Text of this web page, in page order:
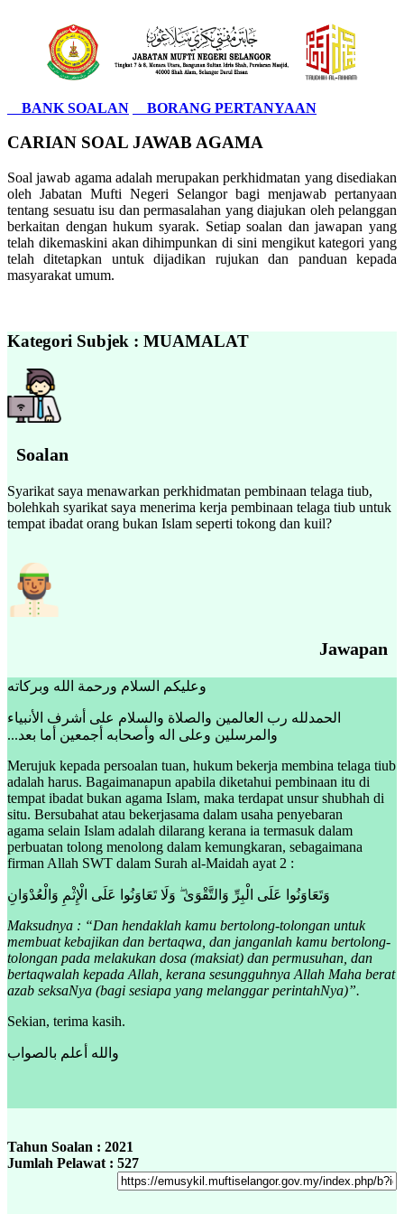
BANK SOALAN BORANG PERTANYAAN
CARIAN SOAL JAWAB AGAMA
Soal jawab agama adalah merupakan perkhidmatan yang disediakan
oleh Jabatan Mufti Negeri Selangor bagi menjawab pertanyaan
tentang sesuatu isu dan permasalahan yang diajukan oleh pelanggan
berkaitan dengan hukum syarak. Setiap soalan dan jawapan yang
telah dikemaskini akan dihimpunkan di sini mengikut kategori yang
telah ditetapkan untuk dijadikan rujukan dan panduan kepada
masyarakat umum.
Kategori Subjek : MUAMALAT
Soalan
Syarikat saya menawarkan perkhidmatan pembinaan telaga tiub,
bolehkah syarikat saya menerima kerja pembinaan telaga tiub untuk
tempat ibadat orang bukan Islam seperti tokong dan kuil?
Jawapan
وعليكم السلام ورحمة الله وبركاته
الحمدلله رب العالمين والصلاة والسلام على أشرف الأنبياء
والمرسلين وعلى اله وأصحابه أجمعين أما بعد...
Merujuk kepada persoalan tuan, hukum bekerja membina telaga tiub
adalah harus. Bagaimanapun apabila diketahui pembinaan itu di
tempat ibadat bukan agama Islam, maka terdapat unsur shubhah di
situ. Bersubahat atau bekerjasama dalam usaha penyebaran
agama selain Islam adalah dilarang kerana ia termasuk dalam
perbuatan tolong menolong dalam kemungkaran, sebagaimana
firman Allah SWT dalam Surah al-Maidah ayat 2 :
وَتَعَاوَنُوا عَلَى الْبِرِّ وَالتَّقْوَىٰ ۖ وَلَا تَعَاوَنُوا عَلَى الْإِثْمِ وَالْعُدْوَانِ
Maksudnya : “Dan hendaklah kamu bertolong-tolongan untuk
membuat kebajikan dan bertaqwa, dan janganlah kamu bertolong-
tolongan pada melakukan dosa (maksiat) dan permusuhan, dan
bertaqwalah kepada Allah, kerana sesungguhnya Allah Maha berat
azab seksaNya (bagi sesiapa yang melanggar perintahNya)”.
Sekian, terima kasih.
والله أعلم بالصواب
Tahun Soalan : 2021
Jumlah Pelawat : 527